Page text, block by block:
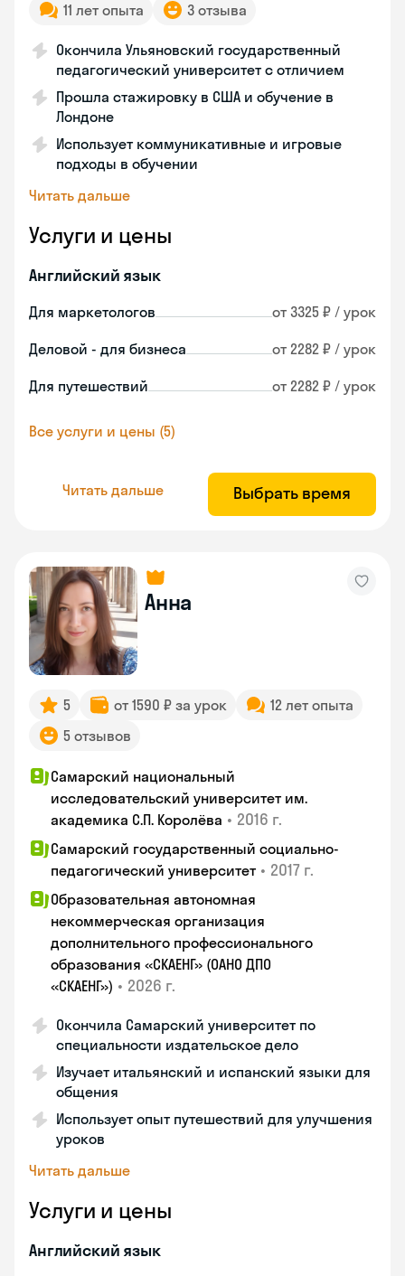
11 лет опыта
3 отзыва
Окончила Ульяновский государственный
педагогический университет с отличием
Прошла стажировку в США и обучение в
Лондоне
Использует коммуникативные и игровые
подходы в обучении
Читать дальше
Услуги и цены
Английский язык
Для маркетологов от 3325 ₽ / урок
Деловой - для бизнеса от 2282 ₽ / урок
Для путешествий от 2282 ₽ / урок
Все услуги и цены (5)
Читать дальше Выбрать время
Анна
5 от 1590 ₽ за урок
12 лет опыта
5 отзывов
Самарский национальный
исследовательский университет им.
академика С.П. Королёва • 2016 г.
Самарский государственный социально-
педагогический университет • 2017 г.
Образовательная автономная
некоммерческая организация
дополнительного профессионального
образования «СКАЕНГ» (ОАНО ДПО
«СКАЕНГ») • 2026 г.
Окончила Самарский университет по
специальности издательское дело
Изучает итальянский и испанский языки для
общения
Использует опыт путешествий для улучшения
уроков
Читать дальше
Услуги и цены
Английский язык